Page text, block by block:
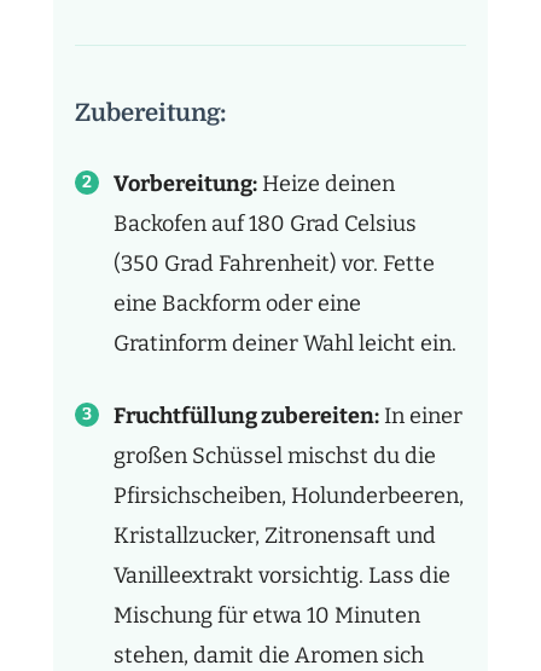
Zubereitung:
Vorbereitung: Heize deinen
Backofen auf 180 Grad Celsius
(350 Grad Fahrenheit) vor. Fette
eine Backform oder eine
Gratinform deiner Wahl leicht ein.
Fruchtfüllung zubereiten: In einer
großen Schüssel mischst du die
Pfirsichscheiben, Holunderbeeren,
Kristallzucker, Zitronensaft und
Vanilleextrakt vorsichtig. Lass die
Mischung für etwa 10 Minuten
stehen, damit die Aromen sich